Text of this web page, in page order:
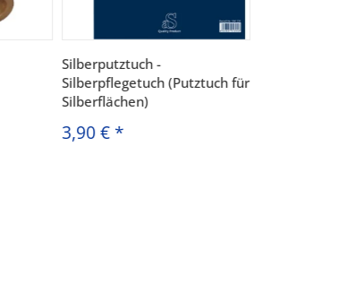
Silberputztuch -
Silberpflegetuch (Putztuch für
Silberflächen)
3,90 € *